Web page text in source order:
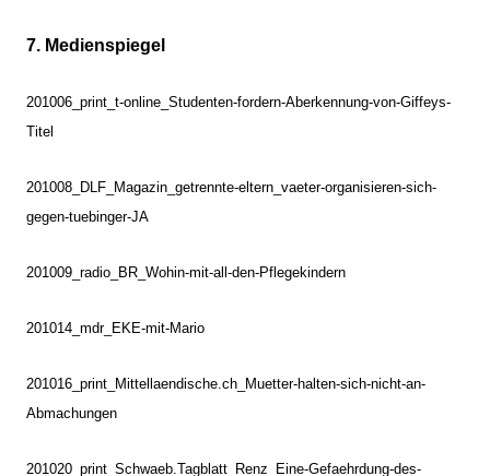
7. Medienspiegel
201006_print_t-online_Studenten-fordern-Aberkennung-von-Giffeys-
Titel
201008_DLF_Magazin_getrennte-eltern_vaeter-organisieren-sich-
gegen-tuebinger-JA
201009_radio_BR_Wohin-mit-all-den-Pflegekindern
201014_mdr_EKE-mit-Mario
201016_print_Mittellaendische.ch_Muetter-halten-sich-nicht-an-
Abmachungen
201020_print_Schwaeb.Tagblatt_Renz_Eine-Gefaehrdung-des-